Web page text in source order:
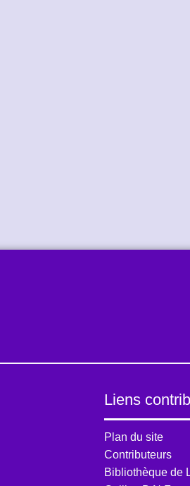
Liens
Plan du site
Contributeurs
Bibliothèque de